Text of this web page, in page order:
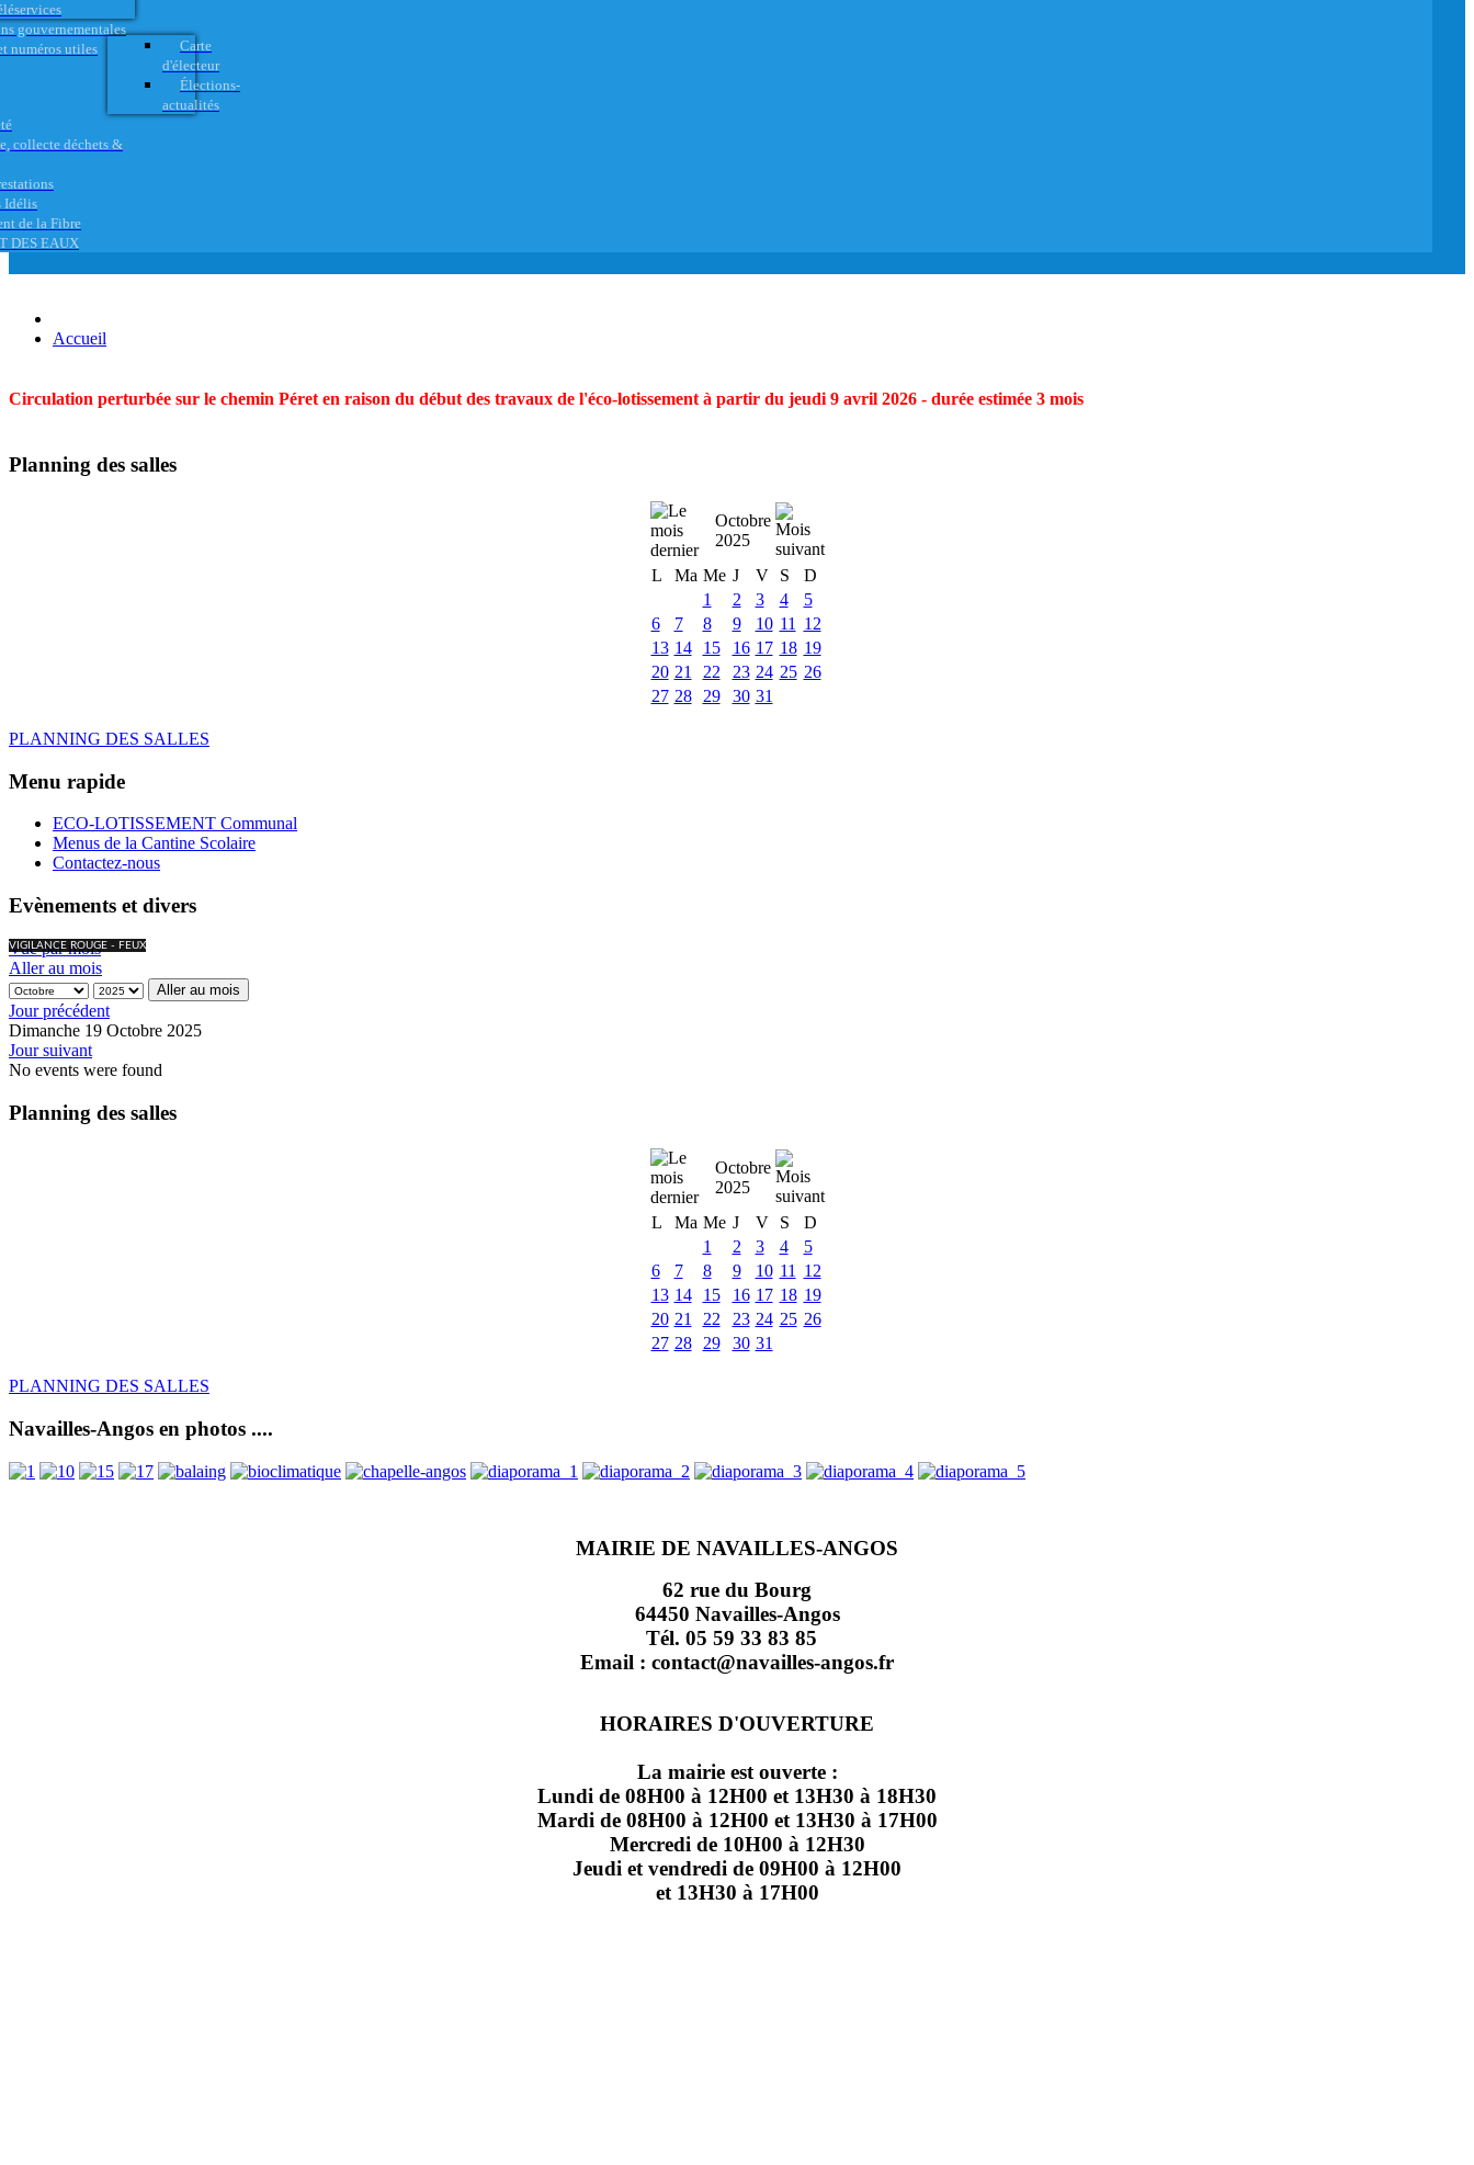
gouvernementales
numéros utiles
Carte
d'électeur
Élections-
actualités
collecte déchets &
Idélis
de la Fibre
DES EAUX
Accueil
Circulation perturbée sur le chemin Péret en raison du début des travaux de l'éco-lotissement à partir du jeudi 9 avril 2026 - durée estimée 3 mois
Planning des salles
Octobre
2025
L
Ma Me J V S
D
1
2 3 4
5
6
7 8 9 10 11
12
13 14 15 16 17 18 19
20 21 22 23 24 25 26
27 28 29 30 31
PLANNING DES SALLES
Menu rapide
ECO-LOTISSEMENT Communal
Menus de la Cantine Scolaire
Contactez-nous
Evènements et divers
VIGILANCE ROUGE - FEUX
Vue par mois
Aller au mois
Aller au mois
Jour précédent
Dimanche 19 Octobre 2025
Jour suivant
No events were found
Planning des salles
Octobre
2025
L
Ma Me J V S
D
1
2 3 4
5
6
7 8 9 10 11
12
13 14 15 16 17 18 19
20 21 22 23 24 25 26
27 28 29 30 31
PLANNING DES SALLES
Navailles-Angos en photos ....
MAIRIE DE NAVAILLES-ANGOS
62 rue du Bourg
64450 Navailles-Angos
Tél. 05 59 33 83 85
Email : contact@navailles-angos.fr
HORAIRES D'OUVERTURE
La mairie est ouverte :
Lundi de 08H00 à 12H00 et 13H30 à 18H30
Mardi de 08H00 à 12H00 et 13H30 à 17H00
Mercredi de 10H00 à 12H30
Jeudi et vendredi de 09H00 à 12H00
et 13H30 à 17H00